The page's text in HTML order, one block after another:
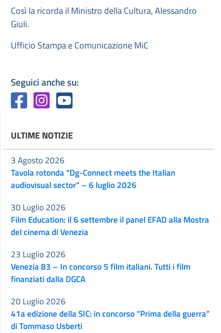
Così la ricorda il Ministro della Cultura, Alessandro
Giuli.
Ufficio Stampa e Comunicazione MiC
Seguici anche su:
ULTIME NOTIZIE
Tavola rotonda “Dg-Connect meets the Italian
audiovisual sector” – 6 luglio 2026
3 Agosto 2026
Film Education: il 6 settembre il panel EFAD alla Mostra
del cinema di Venezia
30 Luglio 2026
Venezia 83 – In concorso 5 film italiani. Tutti i film
finanziati dalla DGCA
23 Luglio 2026
41a edizione della SIC: in concorso “Prima della guerra”
di Tommaso Usberti
20 Luglio 2026